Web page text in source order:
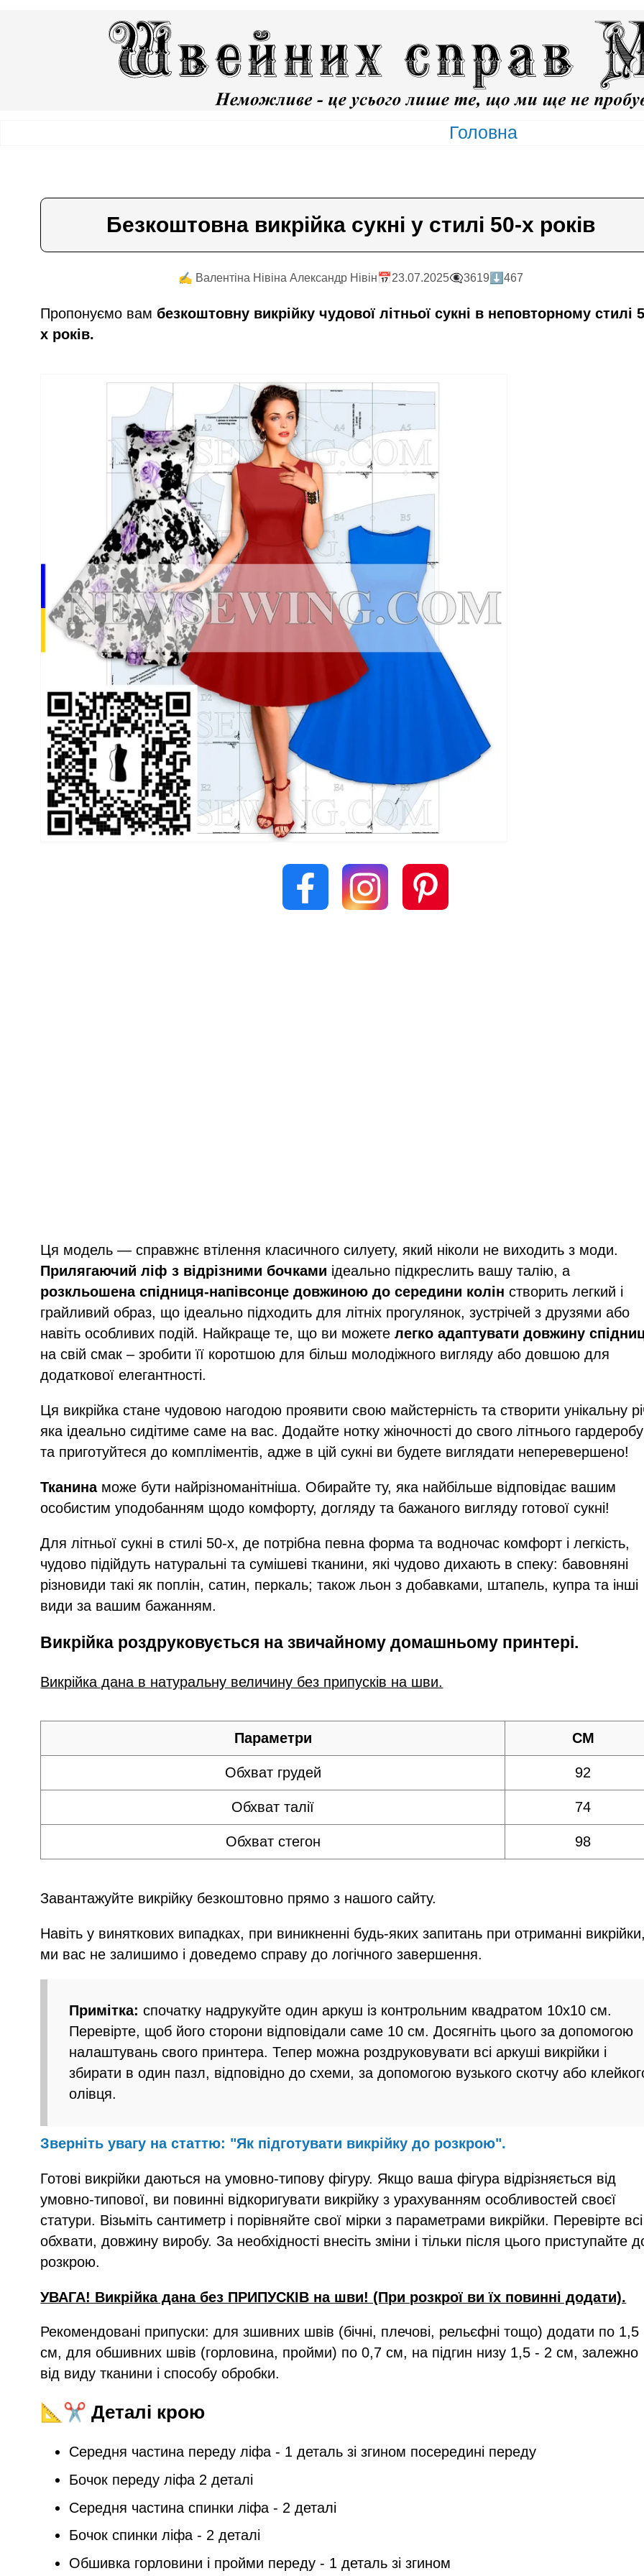
Головна
Безкоштовна викрійка сукні у стилі 50-х років
✍️ Валентiна Нiвiна Александр Нiвiн📅23.07.2025👁️‍🗨️3619 ⬇️467
Пропонуємо вам безкоштовну викрійку чудової літньої сукні в неповторному стилі
х років.
Ця модель — справжнє втілення класичного силуету, який ніколи не виходить з моди.
Прилягаючий ліф з відрізними бочками ідеально підкреслить вашу талію, а
розкльошена спідниця-напівсонце довжиною до середини колін створить легкий і
грайливий образ, що ідеально підходить для літніх прогулянок, зустрічей з друзями або
навіть особливих подій. Найкраще те, що ви можетелегко адаптувати довжину
на свій смак – зробити її коротшою для більш молодіжного вигляду або довшою для
додаткової елегантності.
Ця викрійка стане чудовою нагодою проявити свою майстерність та створити унікальну
яка ідеально сидітиме саме на вас. Додайте нотку жіночності до свого літнього гардеробу
та приготуйтеся до компліментів, адже в цій сукні ви будете виглядати неперевершено!
Тканинаможе бути найрізноманітніша. Обирайте ту, яка найбільше відповідає вашим
особистим уподобанням щодо комфорту, догляду та бажаного вигляду готової сукні!
Для літньої сукні в стилі 50-х, де потрібна певна форма та водночас комфорт і легкість,
чудово підійдуть натуральні та сумішеві тканини, які чудово дихають в спеку: бавовняні
різновиди такі як поплін, сатин, перкаль; також льон з добавками, штапель, купра та інші
види за вашим бажанням.
Викрійка роздруковується на звичайному домашньому принтері.
Викрійка дана в натуральну величину без припусків на шви.
Параметри СМ
Обхват грудей 92
Обхват талії 74
Обхват стегон 98
Завантажуйте викрійку безкоштовно прямо з нашого сайту.
Навіть у виняткових випадках, при виникненні будь-яких запитань при отриманні
ми вас не залишимо і доведемо справу до логічного завершення.
Примітка: спочатку надрукуйте один аркуш із контрольним квадратом 10х10 см.
Перевірте, щоб його сторони відповідали саме 10 см. Досягніть цього за допомогою
налаштувань свого принтера. Тепер можна роздруковувати всі аркуші викрійки і
збирати в один пазл, відповідно до схеми, за допомогою вузького скотчу або
олівця.
Зверніть увагу на статтю: "Як підготувати викрійку до розкрою".
Готові викрійки даються на умовно-типову фігуру. Якщо ваша фігура відрізняється від
умовно-типової, ви повинні відкоригувати викрійку з урахуванням особливостей своєї
статури. Візьміть сантиметр і порівняйте свої мірки з параметрами викрійки. Перевірте всі
обхвати, довжину виробу. За необхідності внесіть зміни і тільки після цього приступайте
розкрою.
УВАГА! Викрійка дана без ПРИПУСКІВ на шви! (При розкрої ви їх повинні додати).
Рекомендовані припуски: для зшивних швів (бічні, плечові, рельєфні тощо) додати по 1,5
см, для обшивних швів (горловина, пройми) по 0,7 см, на підгин низу 1,5 - 2 см, залежно
від виду тканини і способу обробки.
📐✂️ Деталі крою
Середня частина переду ліфа - 1 деталь зі згином посередині переду
Бочок переду ліфа 2 деталі
Середня частина спинки ліфа - 2 деталі
Бочок спинки ліфа - 2 деталі
Обшивка горловини і пройми переду - 1 деталь зі згином